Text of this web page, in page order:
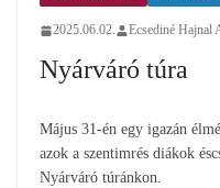
2025.06.02. Ecsediné Hajnal
Nyárváró túra
Május 31-én egy igazán
azok a szentimrés diákok
Nyárváró túránkon.